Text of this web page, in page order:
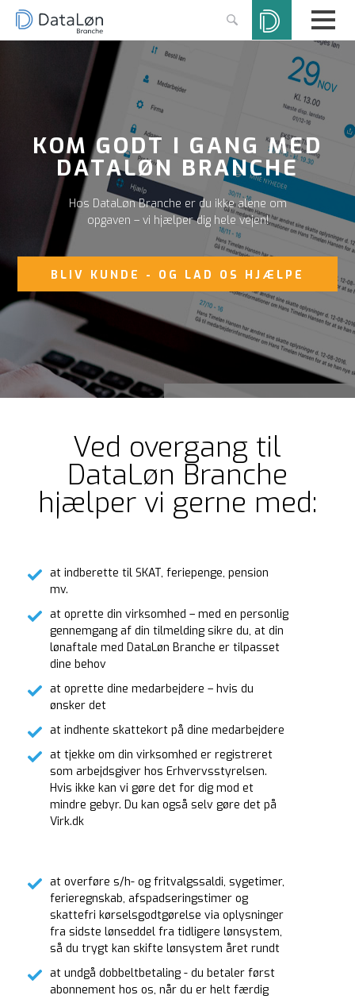
KOM GODT I GANG MED
DATALØN BRANCHE
Hos DataLøn Branche er du ikke alene om
opgaven – vi hjælper dig hele vejen!
BLIV KUNDE - OG LAD OS HJÆLPE
DIG I GANG
Ved overgang til
DataLøn Branche
hjælper vi gerne med:
at indberette til SKAT, feriepenge, pension
mv.
at oprette din virksomhed – med en personlig
gennemgang af din tilmelding sikre du, at din
lønaftale med DataLøn Branche er tilpasset
dine behov
at oprette dine medarbejdere – hvis du
ønsker det
at indhente skattekort på dine medarbejdere
at tjekke om din virksomhed er registreret
som arbejdsgiver hos Erhvervsstyrelsen.
Hvis ikke kan vi gøre det for dig mod et
mindre gebyr. Du kan også selv gøre det på
Virk.dk
at overføre s/h- og fritvalgssaldi, sygetimer,
ferieregnskab, afspadseringstimer og
skattefri kørselsgodtgørelse via oplysninger
fra sidste lønseddel fra tidligere lønsystem,
så du trygt kan skifte lønsystem året rundt
at undgå dobbeltbetaling - du betaler først
abonnement hos os, når du er helt færdig